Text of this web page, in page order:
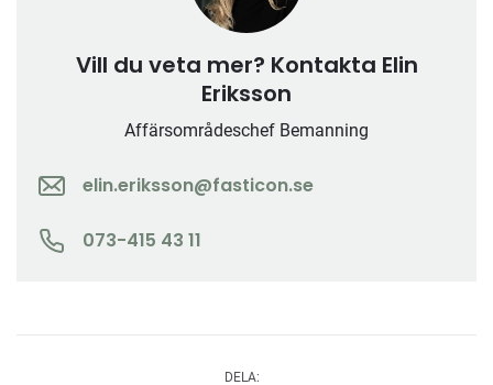
Vill du veta mer? Kontakta Elin
Eriksson
Affärsområdeschef Bemanning
elin.eriksson@fasticon.se
073-415 43 11
DELA: